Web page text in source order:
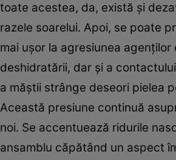
toate acestea, da, există şi
razele soarelui. Apoi, se poate
mai uşor la agresiunea
deshidratării, dar şi a
a măştii strânge deseori pielea
Această presiune continuă
noi. Se accentuează ridurile
ansamblu căpătând un aspect